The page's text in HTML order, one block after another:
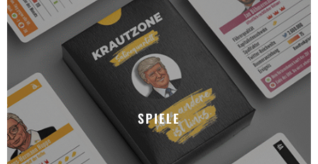
SPIELE